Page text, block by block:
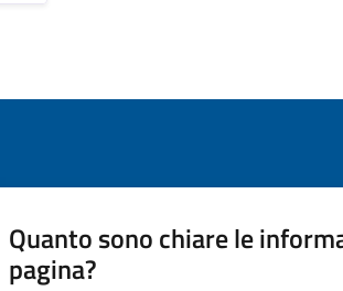
Quanto sono chiare le
pagina?